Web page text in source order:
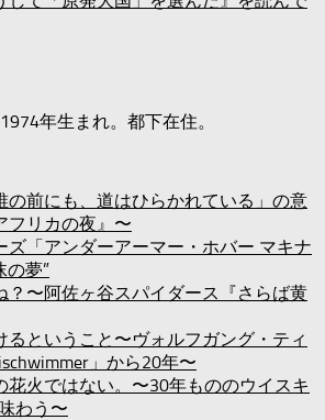
年生まれ。都下在住。
の前にも、道はひらかれている」の意
フリカの夜』〜
ズ「アンダーアーマー・ホバー マキナ
の夢”
？〜阿佐ヶ谷スパイダース『さらば黄
るということ〜ヴォルフガング・ティ
」から20年〜
花火ではない。〜30年もののウイスキ
わう〜